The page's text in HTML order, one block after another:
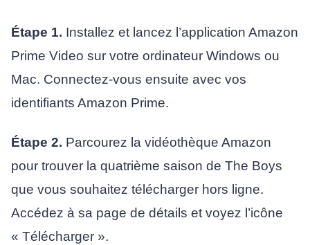
Étape 1. Installez et lancez l’application Amazon
Prime Video sur votre ordinateur Windows ou
Mac. Connectez-vous ensuite avec vos
identifiants Amazon Prime.
Étape 2. Parcourez la vidéothèque Amazon
pour trouver la quatrième saison de The Boys
que vous souhaitez télécharger hors ligne.
Accédez à sa page de détails et voyez l’icône
« Télécharger ».